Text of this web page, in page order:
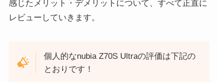
感じたメリット・デメリットについて、すべて正直に
レビューしていきます。
個人的なnubia Z70S Ultraの評価は下記の
とおりです！